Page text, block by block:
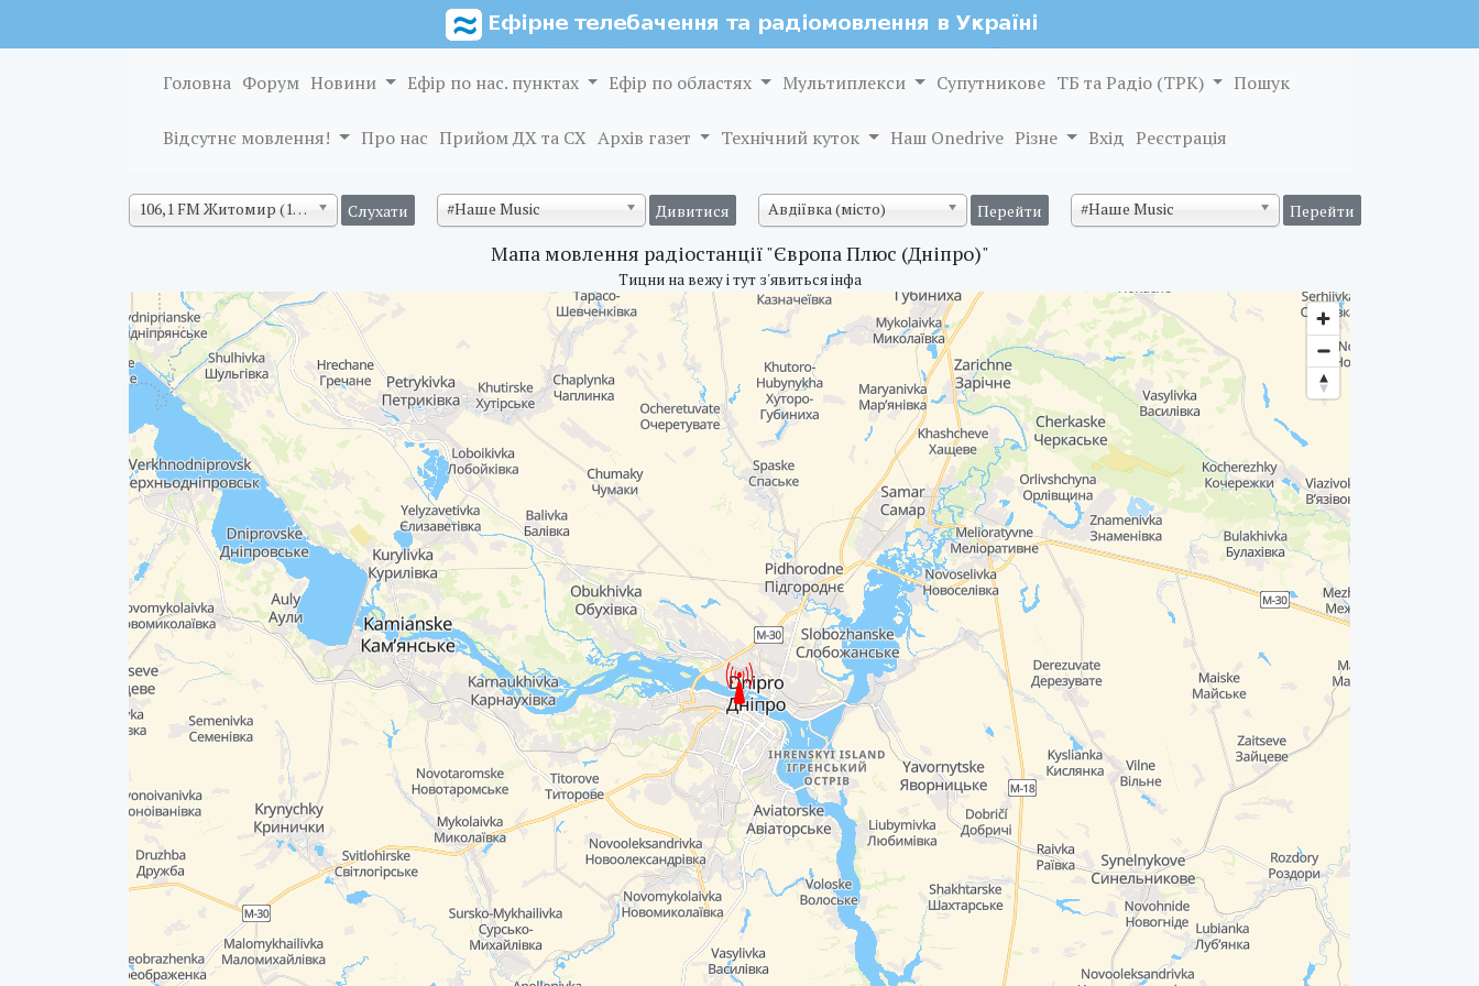
Головна Форум Новини Ефір по нас. пунктах Ефір по областях Мультиплекси Супутникове ТБ та Радіо (ТРК) Пошук
Відсутнє мовлення! Про нас Прийом ДХ та СХ Архів газет Технічний куток Наш Onedrive Різне Вхід Реєстрація
106,1 FM Житомир (128 кб/с) #Наше Music Авдіївка (місто) #Наше Music
Мапа мовлення радіостанції "Європа Плюс (Дніпро)"
Тицни на вежу і тут з'явиться інфа